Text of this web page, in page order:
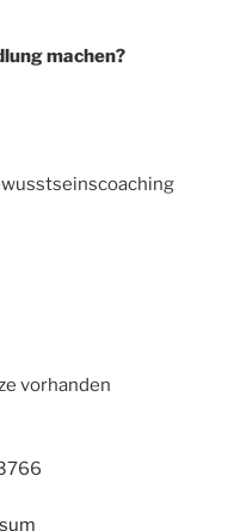
machen?
vorhanden